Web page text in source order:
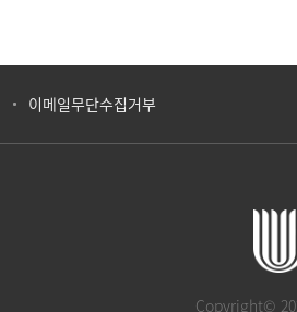
이메일무단수집거부
Copyright©